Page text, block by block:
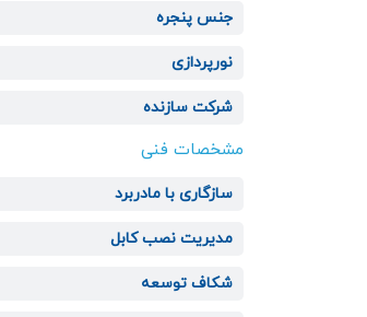
جنس پنجره
نورپردازی
شرکت سازنده
مشخصات فنی
سازگاری با مادربرد
مدیریت نصب کابل
شکاف توسعه